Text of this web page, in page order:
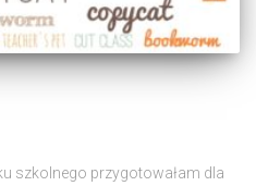
szkolnego przygotowałam dla